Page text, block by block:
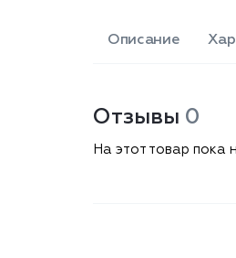
Описание
Отзывы 0
На этот товар пока